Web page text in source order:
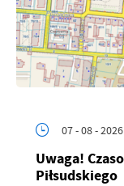
07 - 08 - 2026
Uwaga!
Piłsudskiego